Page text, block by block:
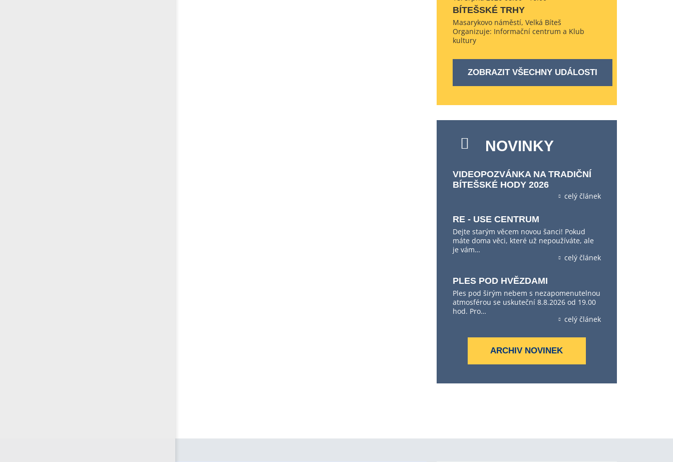
BÍTEŠSKÉ TRHY
Masarykovo náměstí, Velká Bíteš
Organizuje: Informační centrum a Klub
kultury
ZOBRAZIT VŠECHNY UDÁLOSTI
NOVINKY
VIDEOPOZVÁNKA NA TRADIČNÍ
BÍTEŠSKÉ HODY 2026
celý článek
RE - USE CENTRUM
Dejte starým věcem novou šanci! Pokud
máte doma věci, které už nepoužíváte, ale
je vám…
celý článek
PLES POD HVĚZDAMI
Ples pod širým nebem s nezapomenutelnou
atmosférou se uskuteční 8.8.2026 od 19.00
hod. Pro…
celý článek
ARCHIV NOVINEK